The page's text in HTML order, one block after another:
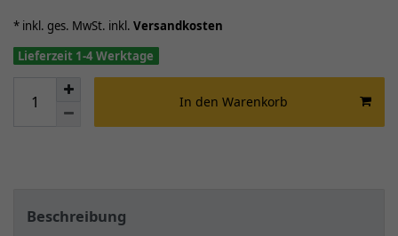
* inkl. ges. MwSt. inkl. Versandkosten
Lieferzeit 1-4 Werktage
In den Warenkorb
Beschreibung